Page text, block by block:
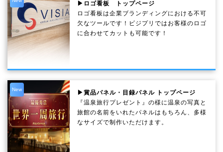
▶ロゴ看板 トップページ
ロゴ看板は企業ブランディングにおける不可
欠なツールです！ビジプリではお客様のロゴ
に合わせてカットも可能です！
New
▶賞品パネル・目録パネル トップページ
『温泉旅行プレゼント』の様に温泉の写真と
旅館の名前をいれたパネルはもちろん、多様
なサイズで制作いただけます。